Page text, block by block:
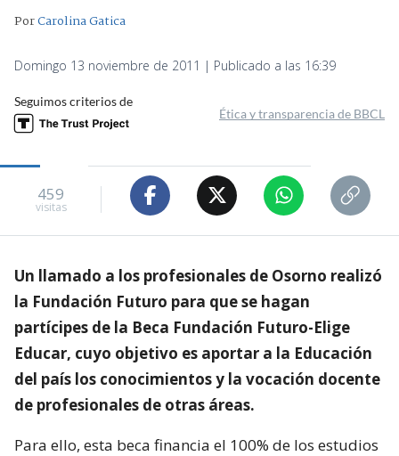
PorCarolina Gatica
Domingo 13 noviembre de 2011 | Publicado a las 16:39
Seguimos criterios de
Ética y transparencia de BBCL
459
visitas
Un llamado a los profesionales de Osorno realizó
la Fundación Futuro para que se hagan
partícipes de la Beca Fundación Futuro-Elige
Educar, cuyo objetivo es aportar a la Educación
del país los conocimientos y la vocación docente
de profesionales de otras áreas.
Para ello, esta beca financia el 100% de los estudios